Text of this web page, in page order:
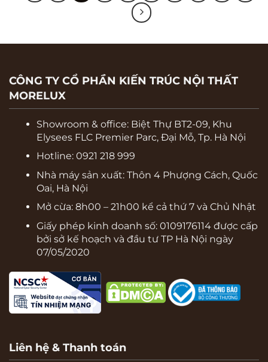
SOFA GỖ ÓC CHÓ
SF12
CÔNG TY CỔ PHẦN KIẾN TRÚC NỘI THẤT
MORELUX
Showroom & office: Biệt Thự BT2-09, Khu
Elysees FLC Premier Parc, Đại Mỗ, Tp. Hà Nội
Hotline: 0921 218 999
Nhà máy sản xuất: Thôn 4 Phượng Cách, Quốc
Oai, Hà Nội
Mở cừa: 8h00 – 21h00 kể cả thứ 7 và Chủ Nhật
Giấy phép kinh doanh số: 0109176114 được cấp
bởi sở kế hoạch và đầu tư TP Hà Nội ngày
07/05/2020
Liên hệ & Thanh toán